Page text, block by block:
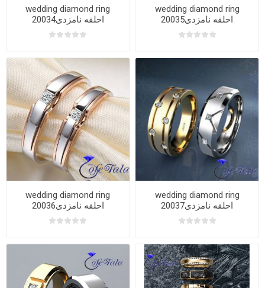
wedding diamond ring
20034احلقه نامزدی
wedding diamond ring
20035احلقه نامزدی
wedding diamond ring
20036احلقه نامزدی
wedding diamond ring
20037احلقه نامزدی